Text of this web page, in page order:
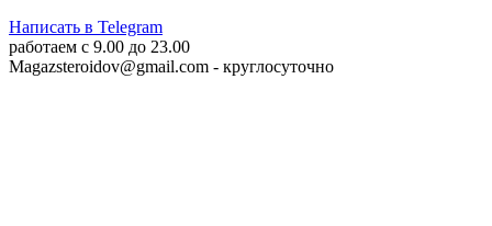
Написать в Telegram
работаем c 9.00 до 23.00
Magazsteroidov@gmail.com - круглосуточно